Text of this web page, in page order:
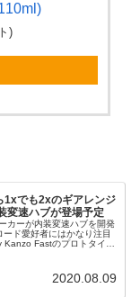
)
でも2xのギアレンジ
変速ハブが登場予定
カーが内装変速ハブを開発
ド愛好者にはかなり注目
Kanzo Fastのプロトタイプ
2020.08.09